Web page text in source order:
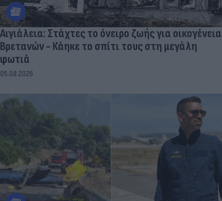
Αιγιάλεια: Στάχτες το όνειρο ζωής για οικογένεια
Βρετανών - Κάηκε το σπίτι τους στη μεγάλη
φωτιά
05.08.2026